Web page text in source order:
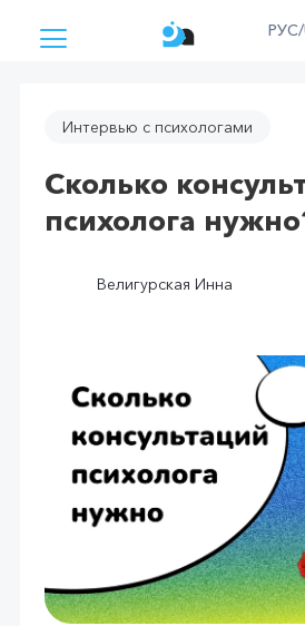
РУС/
Интервью с психологами
Сколько
психолога
Велигурская Инна